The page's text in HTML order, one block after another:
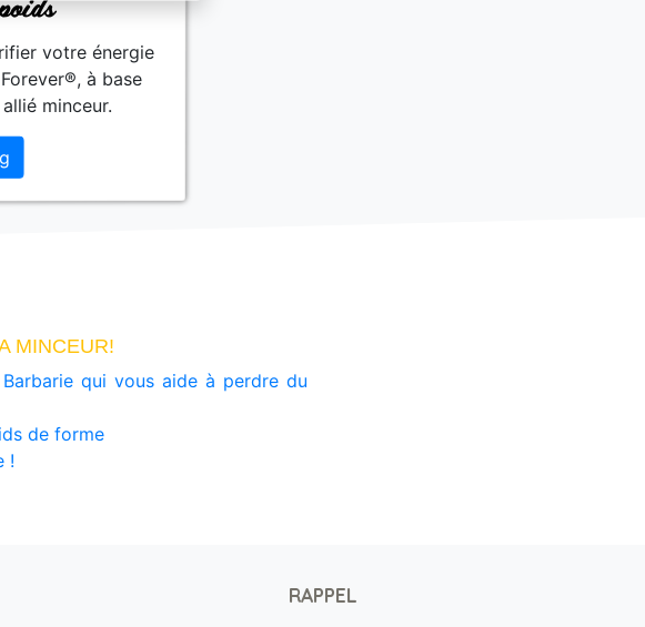
votre énergie
à base
minceur.
MINCEUR!
qui vous aide à perdre du
de forme
!
RAPPEL